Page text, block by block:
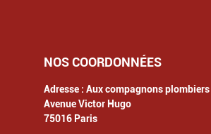
NOS COORDONNÉES
Adresse : Aux compagnons
Avenue Victor Hugo
75016 Paris